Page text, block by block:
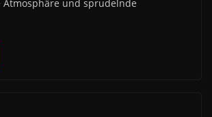
Atmosphäre und sprudelnde